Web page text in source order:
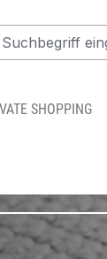
SHOPPING